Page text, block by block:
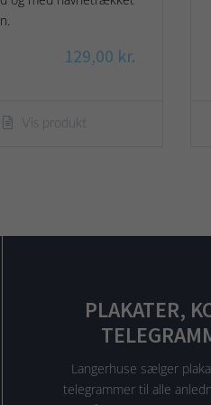
129,00 kr.
Vis produkt
PLAKATER,
Langerhuse sælger
telegrammer til alle